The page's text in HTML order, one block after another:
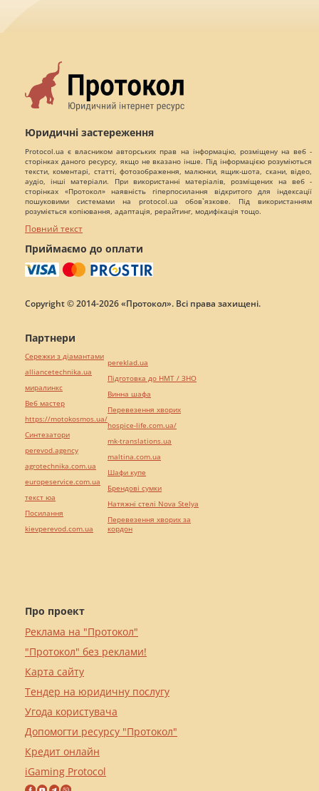
Юридичні застереження
Protocol.ua є власником авторських прав на інформацію, розміщену на веб -
сторінках даного ресурсу, якщо не вказано інше. Під інформацією розуміються
тексти, коментарі, статті, фотозображення, малюнки, ящик-шота, скани, відео,
аудіо, інші матеріали. При використанні матеріалів, розміщених на веб -
сторінках «Протокол» наявність гіперпосилання відкритого для індексації
пошуковими системами на protocol.ua обов`язкове. Під використанням
розуміється копіювання, адаптація, рерайтинг, модифікація тощо.
Повний текст
Приймаємо до оплати
Copyright © 2014-2026 «Протокол». Всі права захищені.
Про проект
Реклама на "Протокол"
"Протокол" без реклами!
Карта сайту
Тендер на юридичну послугу
Угода користувача
Допомогти ресурсу "Протокол"
Кредит онлайн
iGaming Protocol
Партнери
Сережки з діамантами
alliancetechnika.ua
миралинкс
Веб мастер
https://motokosmos.ua/
Синтезатори
perevod.agency
agrotechnika.com.ua
europeservice.com.ua
текст юа
Посилання
kievperevod.com.ua
pereklad.ua
Підготовка до НМТ / ЗНО
Винна шафа
Перевезення хворих
hospice-life.com.ua/
mk-translations.ua
maltina.com.ua
Шафи купе
Брендові сумки
Натяжні стелі Nova Stelya
Перевезення хворих за
кордон